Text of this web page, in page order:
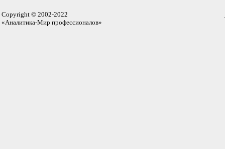
Copyright © 2002-2022
«Аналитика-Мир профессионалов»